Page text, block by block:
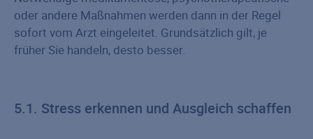
oder andere Maßnahmen werden dann in der Regel
sofort vom Arzt eingeleitet. Grundsätzlich gilt, je
früher Sie handeln, desto besser.
5.1. Stress erkennen und Ausgleich schaffen